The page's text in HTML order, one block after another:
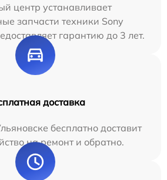
центр устанавливает
запчасти техники Sony
гарантию до 3 лет.
доставка
бесплатно доставит
на ремонт и обратно.